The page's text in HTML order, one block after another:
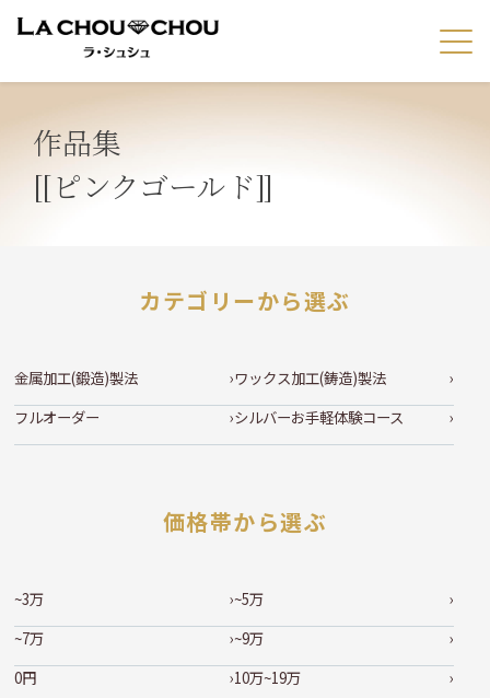
作品集
[[ピンクゴールド]]
カテゴリーから選ぶ
金属加工(鍛造)製法
ワックス加工(鋳造)製法
フルオーダー
シルバーお手軽体験コース
価格帯から選ぶ
~3万
~5万
~7万
~9万
0円
10万~19万